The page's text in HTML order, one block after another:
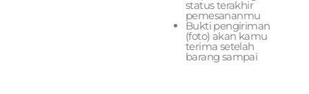
status terakhir
pemesananmu
Bukti pengiriman
(foto) akan kamu
terima setelah
barang sampai